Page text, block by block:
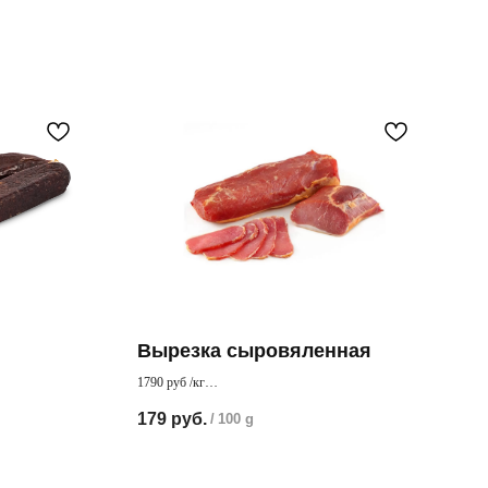
Вырезка сыровяленная
1790 руб /кг
деликатес для Вашего стола.
179 руб. / 100 g